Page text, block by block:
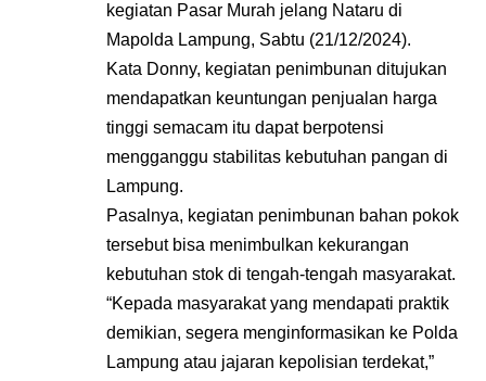
kegiatan Pasar Murah jelang Nataru di
Mapolda Lampung, Sabtu (21/12/2024).
Kata Donny, kegiatan penimbunan ditujukan
mendapatkan keuntungan penjualan harga
tinggi semacam itu dapat berpotensi
mengganggu stabilitas kebutuhan pangan di
Lampung.
Pasalnya, kegiatan penimbunan bahan pokok
tersebut bisa menimbulkan kekurangan
kebutuhan stok di tengah-tengah masyarakat.
“Kepada masyarakat yang mendapati praktik
demikian, segera menginformasikan ke Polda
Lampung atau jajaran kepolisian terdekat,”